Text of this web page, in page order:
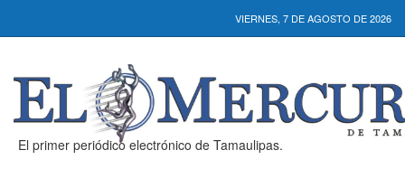
VIERNES, 7 DE AGOSTO DE 2026
El primer periódico electrónico de Tamaulipas.